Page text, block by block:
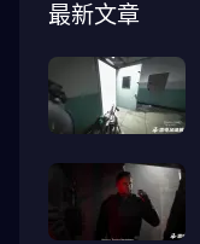
最新文章